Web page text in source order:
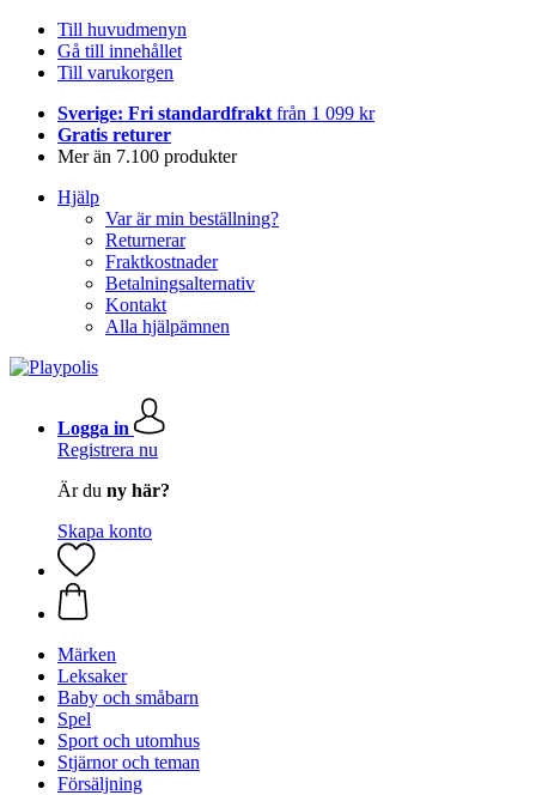
Till huvudmenyn
Gå till innehållet
Till varukorgen
Sverige: Fri standardfrakt från 1 099 kr
Gratis returer
Mer än 7.100 produkter
Hjälp
Var är min beställning?
Returnerar
Fraktkostnader
Betalningsalternativ
Kontakt
Alla hjälpämnen
Logga in
Registrera nu
Är du ny här?
Skapa konto
Märken
Leksaker
Baby och småbarn
Spel
Sport och utomhus
Stjärnor och teman
Försäljning